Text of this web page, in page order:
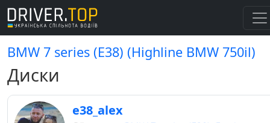
BMW 7 series (E38) (Highline BMW 750il)
Диски
e38_alex